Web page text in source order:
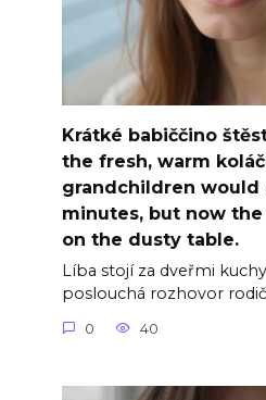
Krátké babiččino
the fresh, warm
grandchildren
minutes, but now
on the dusty table.
Líba stojí za dveřmi
poslouchá rozhovor
0 40